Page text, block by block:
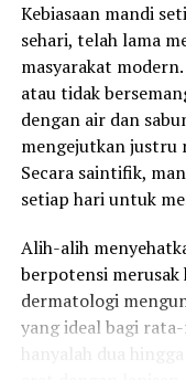
Kebiasaan mandi
sehari, telah lama
masyarakat
atau tidak
dengan air dan
mengejutkan justru
Secara saintifik,
setiap hari untuk
Alih-alih
berpotensi merusak
dermatologi
yang ideal bagi
hanyalah dua